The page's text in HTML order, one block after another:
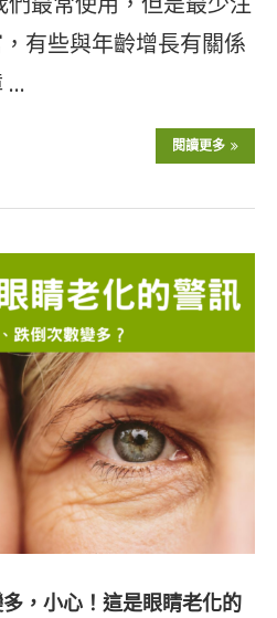
有些與年齡增長有關係
…
閱讀更多
，小心！這是眼睛老化的